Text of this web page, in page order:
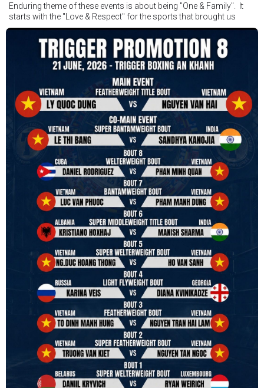
Enduring theme of these events is about being "One & Family". It
starts with the "Love & Respect" for the sports that brought us
together. To help each other get better, to share experiences, and
remembering that it is all about protecting the safety of the boxers
in and out of the ring. It is not about power over them but rather
power to serve, guide, advice, and respect the path they chose. We
strive to make it a little smoother and safer.
VBO is pleased to welcome
Vietnam Boxing Federation - VBF
to join the convention in the organizing committee. We are joining
hands to restart professional boxing in Vietnam. Stay stuned.
We will release more photos once IBF has had the chance to
review them and release it officially.
#ibfconvention
#grandhotram
#professionalboxing
#41stibfconvention